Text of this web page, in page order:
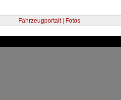
Fahrzeugportait | Fotos